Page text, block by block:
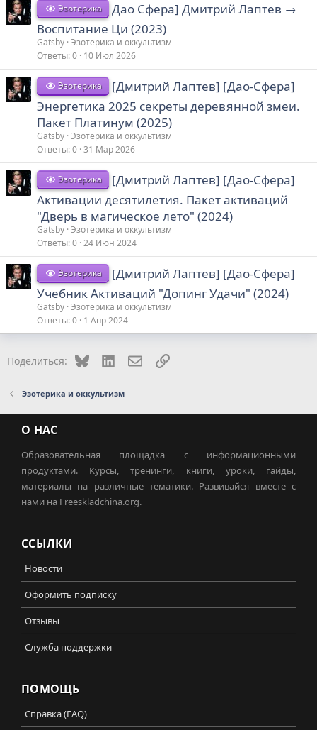
Эзотерика
Дао Сфера] Дмитрий Лаптев →
Воспитание Ци (2023)
Gatsby Эзотерика и оккультизм
Ответы 0 10 Июл 2026
Эзотерика
[Дмитрий Лаптев] [Дао-Сфера]
Энергетика 2025 секреты деревянной змеи.
Пакет Платинум (2025)
Gatsby Эзотерика и оккультизм
Ответы 0 31 Мар 2026
Эзотерика
[Дмитрий Лаптев] [Дао-Сфера]
Активации десятилетия. Пакет активаций
"Дверь в магическое лето" (2024)
Gatsby Эзотерика и оккультизм
Ответы 0 24 Июн 2024
Эзотерика
[Дмитрий Лаптев] [Дао-Сфера]
Учебник Активаций "Допинг Удачи" (2024)
Gatsby Эзотерика и оккультизм
Ответы 0 1 Апр 2024
Поделиться: Bluesky LinkedInЭлектронная почта
Ссылка
Эзотерика и оккультизм
О НАС
Образовательная площадка с информационными
продуктами. Курсы, тренинги, книги, уроки, гайды,
материалы на различные тематики. Развивайся вместе с
нами на Freeskladchina.org.
ССЫЛКИ
Новости
Оформить подписку
Отзывы
Служба поддержки
ПОМОЩЬ
Справка (FAQ)